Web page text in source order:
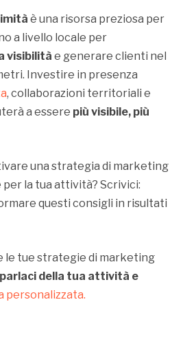
è una risorsa preziosa per
a livello locale per
visibilità e generare clienti nel
Investire in presenza
, collaborazioni territoriali e
a essere più visibile, più
una strategia di marketing
la tua attività? Scrivici:
questi consigli in risultati
le tue strategie di marketing
parlaci della tua attività e
personalizzata.